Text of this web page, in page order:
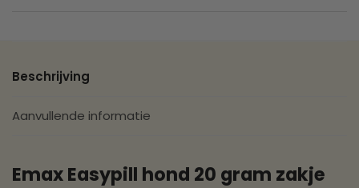
Beschrijving
Aanvullende informatie
Emax Easypill hond 20 gram zakje